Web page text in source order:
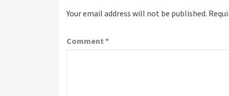
Your email address will not be published.
Comment *